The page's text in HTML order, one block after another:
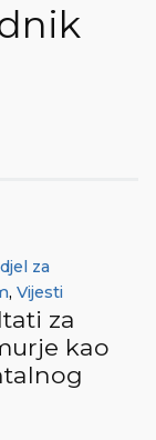
za
, Vijesti
za
kao